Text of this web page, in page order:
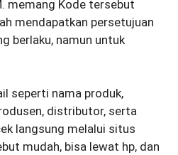
memang Kode tersebut
mendapatkan persetujuan
berlaku, namun untuk
seperti nama produk,
distributor, serta
langsung melalui situs
mudah, bisa lewat hp, dan